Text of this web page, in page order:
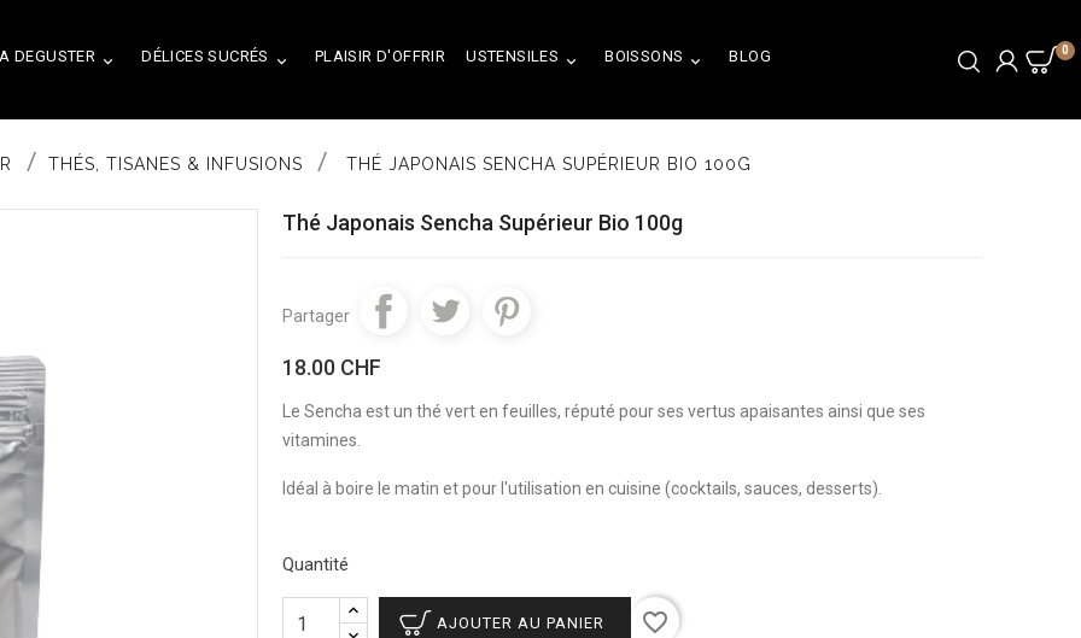
0

A DEGUSTER 
DÉLICES SUCRÉS PLAISIR D'OFFRIR 
USTENSILES 
BOISSONS BLOG
THÉS, TISANES & INFUSIONS THÉ JAPONAIS SENCHA SUPÉRIEUR BIO 100G
Thé Japonais Sencha Supérieur Bio 100g
Partager
18.00 CHF
Le Sencha est un thé vert en feuilles, réputé pour ses vertus apaisantes ainsi que ses
vitamines.
Idéal à boire le matin et pour l'utilisation en cuisine (cocktails, sauces, desserts).
Quantité
AJOUTER AU PANIER favorite_border